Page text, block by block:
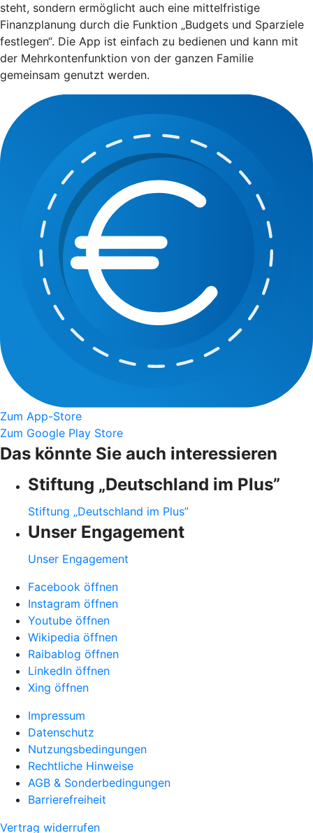
steht, sondern ermöglicht auch eine mittelfristige
Finanzplanung durch die Funktion „Budgets und Sparziele
festlegen“. Die App ist einfach zu bedienen und kann mit
der Mehrkontenfunktion von der ganzen Familie
gemeinsam genutzt werden.
Zum App-Store
Zum Google Play Store
Das könnte Sie auch interessieren
Stiftung „Deutschland im Plus”
Stiftung „Deutschland im Plus”
Unser Engagement
Unser Engagement
Facebook öffnen
Instagram öffnen
Youtube öffnen
Wikipedia öffnen
Raibablog öffnen
LinkedIn öffnen
Xing öffnen
Impressum
Datenschutz
Nutzungsbedingungen
Rechtliche Hinweise
AGB & Sonderbedingungen
Barrierefreiheit
Vertrag widerrufen